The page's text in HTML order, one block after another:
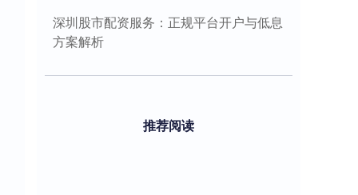
深圳股市配资服务：正规平台开户与低息
方案解析
推荐阅读